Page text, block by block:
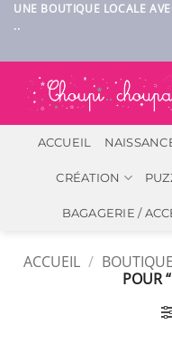
Passer
au
UNE BOUTIQUE LOCALE
..
ACCUEIL
CRÉATION
BAGAGERIE /
ACCUEIL / BOUTIQUE
POUR